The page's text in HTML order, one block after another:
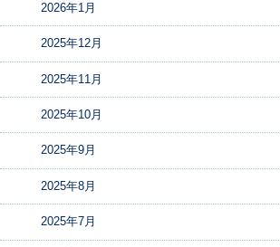
2026年1月
2025年12月
2025年11月
2025年10月
2025年9月
2025年8月
2025年7月